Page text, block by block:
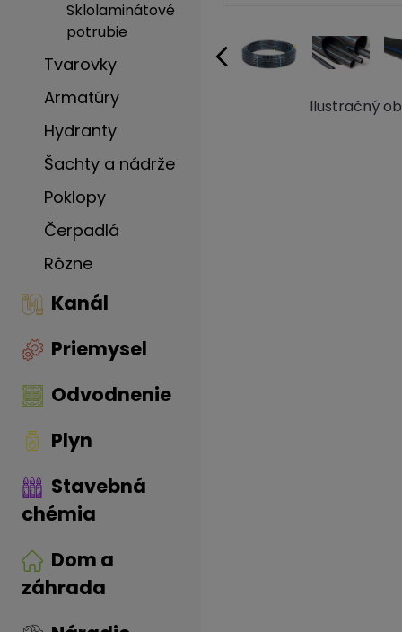
Sklolaminátové
potrubie
Tvarovky
Armatúry
Hydranty
Šachty a nádrže
Poklopy
Čerpadlá
Rôzne
Kanál
Priemysel
Odvodnenie
Plyn
Stavebná
chémia
Dom a
záhrada
Ilustračný